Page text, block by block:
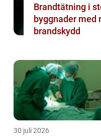
Brandtätning i
byggnader med
brandskydd
30 juli 2026